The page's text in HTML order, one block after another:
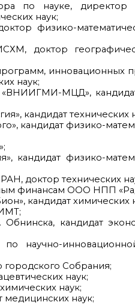
по науке, директор
наук;
физико-
доктор
инновационных
наук;
«ВНИИГМИ-МЦД»,
кандидат технических
кандидат физико-
кандидат физико-
доктор технических
финансам ООО НПП
кандидат химических
кандидат
научно-
городского Собрания;
наук;
наук;
наук;